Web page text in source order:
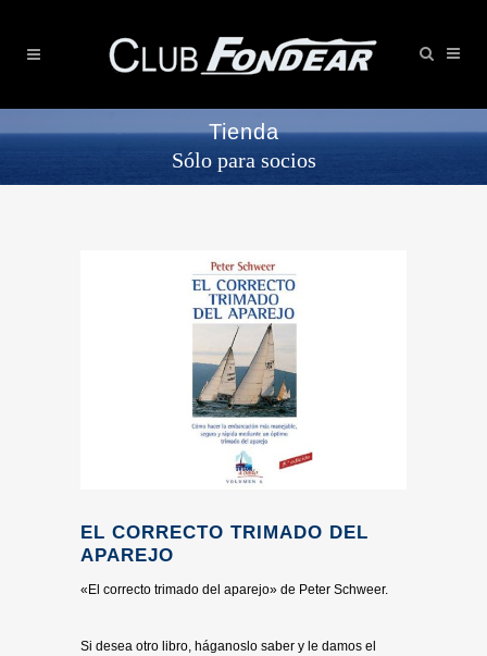
Tienda
Sólo para socios
EL CORRECTO TRIMADO DEL
APAREJO
«El correcto trimado del aparejo» de Peter Schweer.
Si desea otro libro, háganoslo saber y le damos el